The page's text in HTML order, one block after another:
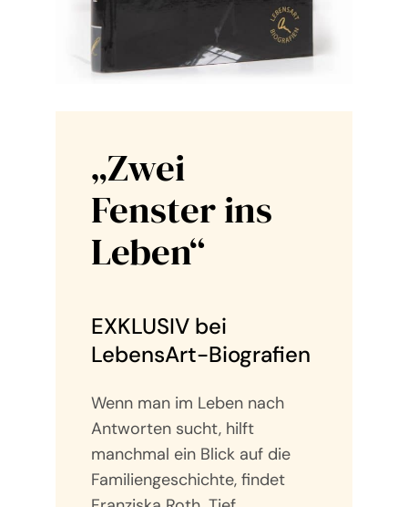
„Zwei
Fenster ins
Leben“
EXKLUSIV bei
LebensArt-Biografien
Wenn man im Leben nach
Antworten sucht, hilft
manchmal ein Blick auf die
Familiengeschichte, findet